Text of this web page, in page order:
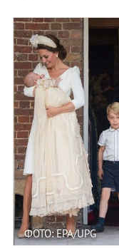
ФОТО: EPA/UPG